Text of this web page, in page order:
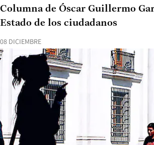
08 DICIEMBRE
Columna de Óscar Guillermo
Estado de los ciudadanos